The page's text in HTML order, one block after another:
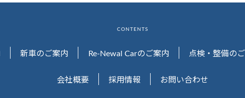
CONTENTS
新車のご案内 Re-Newal Carのご案内 点検・整備の
会社概要 採用情報 お問い合わせ